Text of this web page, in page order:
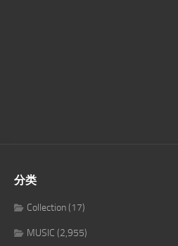
分类
Collection(17)
MUSIC (2,955)